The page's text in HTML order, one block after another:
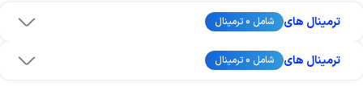
ترمینال های شامل 0 ترمینال
ترمینال های شامل 0 ترمینال